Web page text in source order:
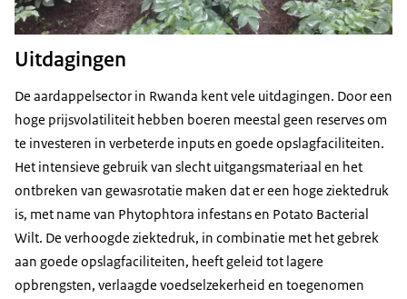
Uitdagingen
De aardappelsector in Rwanda kent vele uitdagingen. Door een
hoge prijsvolatiliteit hebben boeren meestal geen reserves om
te investeren in verbeterde inputs en goede opslagfaciliteiten.
Het intensieve gebruik van slecht uitgangsmateriaal en het
ontbreken van gewasrotatie maken dat er een hoge ziektedruk
is, met name van Phytophtora infestans en Potato Bacterial
Wilt. De verhoogde ziektedruk, in combinatie met het gebrek
aan goede opslagfaciliteiten, heeft geleid tot lagere
opbrengsten, verlaagde voedselzekerheid en toegenomen